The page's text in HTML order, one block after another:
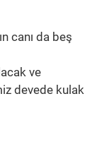
canı da beş
ve
devede kulak